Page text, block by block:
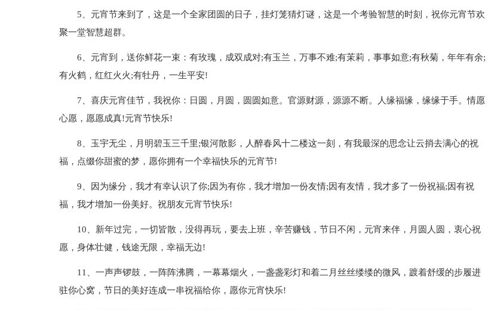
5、元宵节来到了，这是一个全家团圆的日子，挂灯笼猜灯谜，这是一个考验智慧的时刻，祝你元宵节欢
聚一堂智慧超群。
6、元宵到，送你鲜花一束：有玫瑰，成双成对;有玉兰，万事不难;有茉莉，事事如意;有秋菊，年年有余;
有火鹤，红红火火;有牡丹，一生平安!
7、喜庆元宵佳节，我祝你：日圆，月圆，圆圆如意。官源财源，源源不断。人缘福缘，缘缘于手。情愿
心愿，愿愿成真!元宵节快乐!
8、玉宇无尘，月明碧玉三千里;银河散影，人醉春风十二楼这一刻，有我最深的思念让云捎去满心的祝
福，点缀你甜蜜的梦，愿你拥有一个幸福快乐的元宵节!
9、因为缘分，我才有幸认识了你;因为有你，我才增加一份友情;因有友情，我才多了一份祝福;因有祝
福，我才增加一份美好。祝朋友元宵节快乐!
10、新年过完，一切皆散，没得再玩，要去上班，辛苦赚钱，节日不闲，元宵来伴，月圆人圆，衷心祝
愿，身体壮健，钱途无限，幸福无边!
11、一声声锣鼓，一阵阵沸腾，一幕幕烟火，一盏盏彩灯和着二月丝丝缕缕的微风，踱着舒缓的步履进
驻你心窝，节日的美好连成一串祝福给你，愿你元宵快乐!